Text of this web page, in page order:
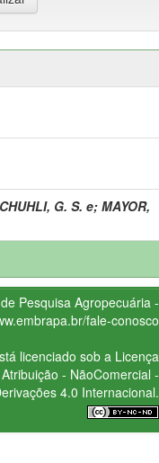
G. S. e; MAYOR,
Pesquisa Agropecuária -
fale-conosco
licenciado sob a Licença
- NãoComercial -
4.0 Internacional.